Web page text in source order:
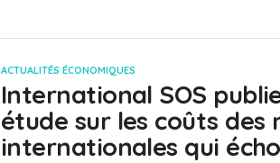
ACTUALITÉS ÉCONOMIQUES
International SOS
étude sur les coûts des
internationales qui